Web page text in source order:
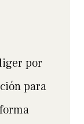
por
para